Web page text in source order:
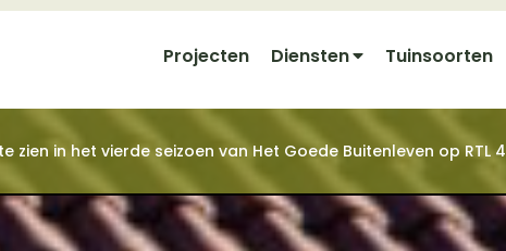
Projecten Diensten Tuinsoorten
zien in het vierde seizoen van Het Goede Buitenleven op RTL 4